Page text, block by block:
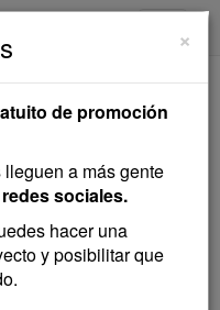
×
de promoción
a más gente
sociales.
hacer una
y posibilitar que